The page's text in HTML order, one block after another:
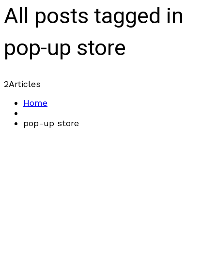
All posts tagged in
pop-up store
2Articles
Home
pop-up store